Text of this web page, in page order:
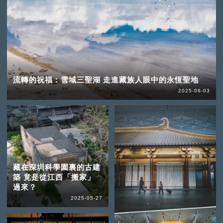
流轉的祝福：雪域三聖湖 走進藏族人眼中的永恆聖地
2025-06-03
藏在深圳科學園裏的古建
築 竟是從江西「搬家」
過來？
2025-05-27